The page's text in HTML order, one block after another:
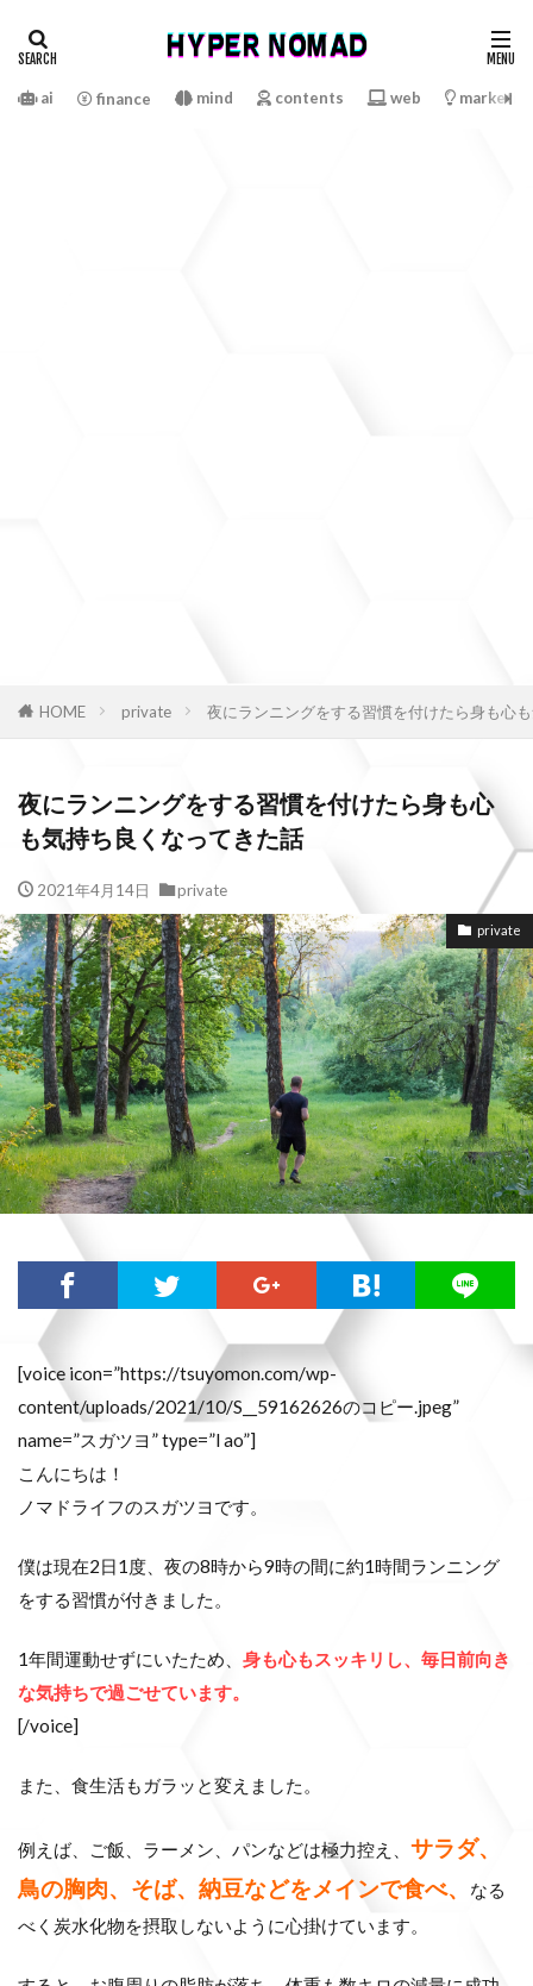
ai finance mind contents web
HOME private 夜にランニングをする習慣を付けたら身も心
夜にランニングをする習慣を付けたら身も心
も気持ち良くなってきた話
2021年4月14日 private
private
[voice icon=”https://tsuyomon.com/wp-
content/uploads/2021/10/S__59162626のコピー.jpeg”
name=”スガツヨ” type=”l ao”]
こんにちは！
ノマドライフのスガツヨです。
僕は現在2日1度、夜の8時から9時の間に約1時間ランニング
をする習慣が付きました。
1年間運動せずにいたため、 身も心もスッキリし、毎日前向き
な気持ちで過ごせています。
[/voice]
また、食生活もガラッと変えました。
例えば、ご飯、ラーメン、パンなどは極力控え、 サラダ、
鳥の胸肉、そば、納豆などをメインで食べ、
なる
べく炭水化物を摂取しないように心掛けています。